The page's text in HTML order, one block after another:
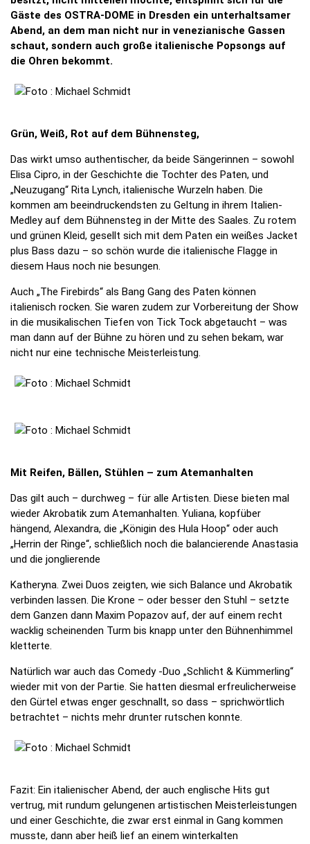
Gäste des OSTRA-DOME in Dresden ein unterhaltsamer
Abend, an dem man nicht nur in venezianische Gassen
schaut, sondern auch große italienische Popsongs auf
die Ohren bekommt.
Grün, Weiß, Rot auf dem Bühnensteg,
Das wirkt umso authentischer, da beide Sängerinnen – sowohl
Elisa Cipro, in der Geschichte die Tochter des Paten, und
„Neuzugang“ Rita Lynch, italienische Wurzeln haben. Die
kommen am beeindruckendsten zu Geltung in ihrem Italien-
Medley auf dem Bühnensteg in der Mitte des Saales. Zu rotem
und grünen Kleid, gesellt sich mit dem Paten ein weißes Jacket
plus Bass dazu – so schön wurde die italienische Flagge in
diesem Haus noch nie besungen.
Auch „The Firebirds“ als Bang Gang des Paten können
italienisch rocken. Sie waren zudem zur Vorbereitung der Show
in die musikalischen Tiefen von Tick Tock abgetaucht – was
man dann auf der Bühne zu hören und zu sehen bekam, war
nicht nur eine technische Meisterleistung.
Mit Reifen, Bällen, Stühlen – zum Atemanhalten
Das gilt auch – durchweg – für alle Artisten. Diese bieten mal
wieder Akrobatik zum Atemanhalten. Yuliana, kopfüber
hängend, Alexandra, die „Königin des Hula Hoop“ oder auch
„Herrin der Ringe“, schließlich noch die balancierende Anastasia
und die jonglierende
Katheryna. Zwei Duos zeigten, wie sich Balance und Akrobatik
verbinden lassen. Die Krone – oder besser den Stuhl – setzte
dem Ganzen dann Maxim Popazov auf, der auf einem recht
wacklig scheinenden Turm bis knapp unter den Bühnenhimmel
kletterte.
Natürlich war auch das Comedy -Duo „Schlicht & Kümmerling“
wieder mit von der Partie. Sie hatten diesmal erfreulicherweise
den Gürtel etwas enger geschnallt, so dass – sprichwörtlich
betrachtet – nichts mehr drunter rutschen konnte.
Fazit: Ein italienischer Abend, der auch englische Hits gut
vertrug, mit rundum gelungenen artistischen Meisterleistungen
und einer Geschichte, die zwar erst einmal in Gang kommen
musste, dann aber heiß lief an einem winterkalten